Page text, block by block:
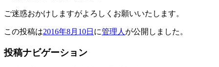
ご迷惑おかけしますがよろしくお願いいたします。
この投稿は2016年8月10日 に管理人 が公開しました 。
投稿ナビゲーション